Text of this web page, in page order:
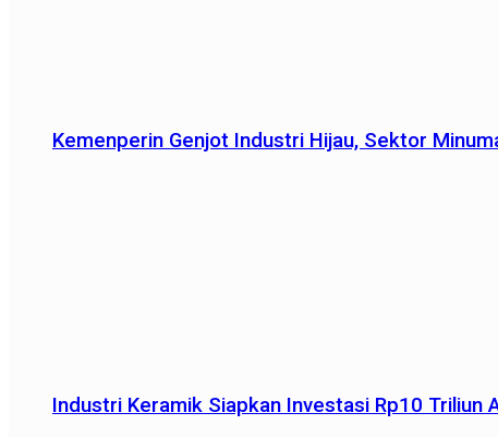
Kemenperin Genjot Industri Hijau, Sektor
Industri Keramik Siapkan Investasi Rp10 Triliun